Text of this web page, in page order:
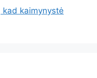
kaimynystė